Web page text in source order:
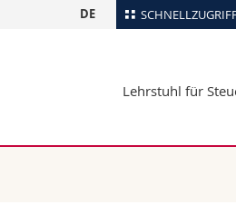
Ortsplan
Webmail
DE
Lehrstuhl für